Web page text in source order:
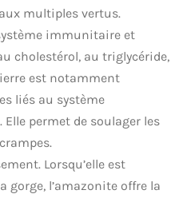
multiples vertus.
immunitaire et
cholestérol, au triglycéride,
est notamment
liés au système
permet de soulager les
Lorsqu’elle est
gorge, l’amazonite offre la